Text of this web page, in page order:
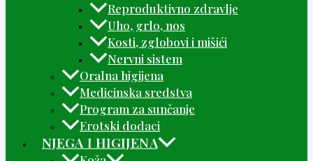
Reproduktivno zdravlje
Uho, grlo, nos
Kosti, zglobovi i mišići
Nervni sistem
Oralna higijena
Medicinska sredstva
Program za sunčanje
Erotski dodaci
NJEGA I HIGIJENA